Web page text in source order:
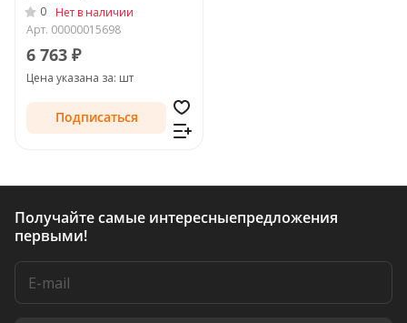
0
Нет в наличии
Арт. 00000015698
6 763 ₽
Цена указана за: шт
Подписаться
Получайте самые интересныепредложения
первыми!